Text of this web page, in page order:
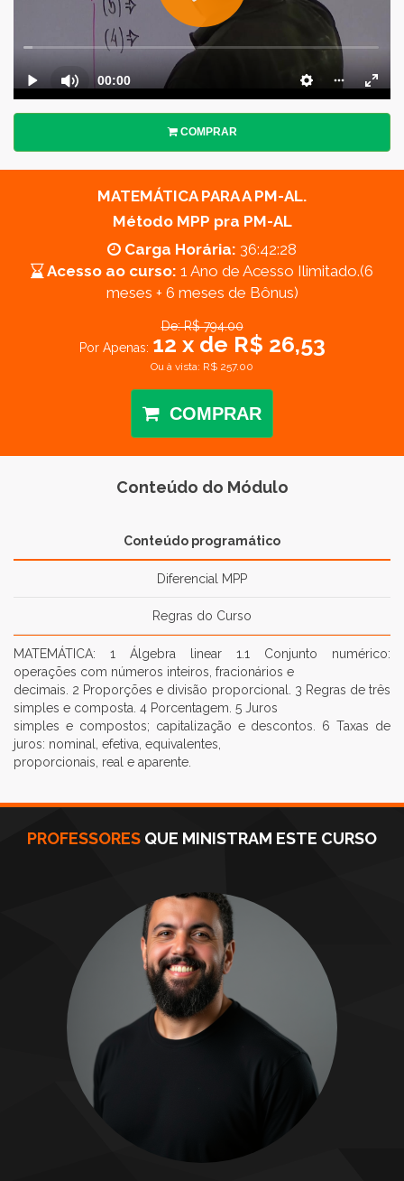
COMPRAR
MATEMÁTICA PARA A PM-AL.
Método MPP pra PM-AL
Carga Horária: 36:42:28
Acesso ao curso: 1 Ano de Acesso Ilimitado.(6
meses + 6 meses de Bônus)
De: R$ 794.00
Por Apenas: 12 x de R$ 26,53
Ou à vista: R$ 257.00
COMPRAR
Conteúdo do Módulo
Conteúdo programático
Diferencial MPP
Regras do Curso
MATEMÁTICA: 1 Álgebra linear 1.1 Conjunto numérico:
operações com números inteiros, fracionários e
decimais. 2 Proporções e divisão proporcional. 3 Regras de três
simples e composta. 4 Porcentagem. 5 Juros
simples e compostos; capitalização e descontos. 6 Taxas de
juros: nominal, efetiva, equivalentes,
proporcionais, real e aparente.
PROFESSORES QUE MINISTRAM ESTE CURSO